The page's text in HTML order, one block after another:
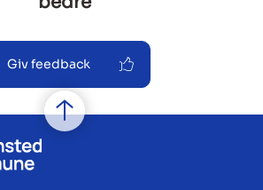
Giv feedback